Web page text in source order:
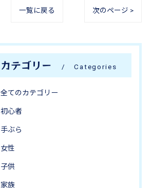
一覧に戻る 次のページ >
カテゴリー Categories
全てのカテゴリー
初心者
手ぶら
女性
子供
家族